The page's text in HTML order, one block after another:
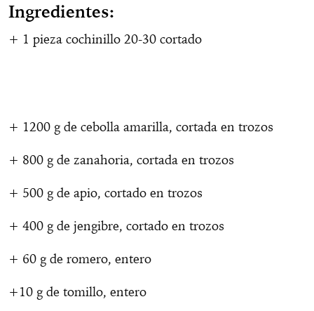
Ingredientes:
+ 1 pieza cochinillo 20-30 cortado
+ 1200 g de cebolla amarilla, cortada en trozos
+ 800 g de zanahoria, cortada en trozos
+ 500 g de apio, cortado en trozos
+ 400 g de jengibre, cortado en trozos
+ 60 g de romero, entero
+10 g de tomillo, entero